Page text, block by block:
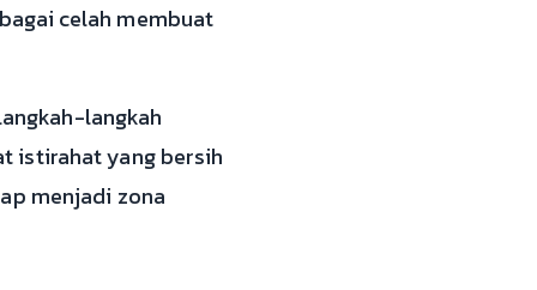
celah membuat
langkah
istirahat yang bersih
menjadi zona